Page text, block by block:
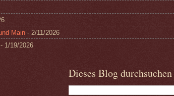
Main - 2/11/2026
- 1/19/2026
Dieses Blog durchsuchen